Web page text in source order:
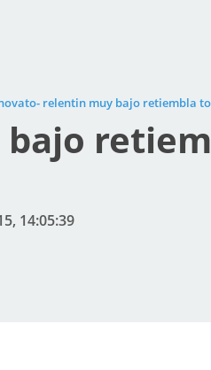
relentin muy bajo retiembla
14:05:39